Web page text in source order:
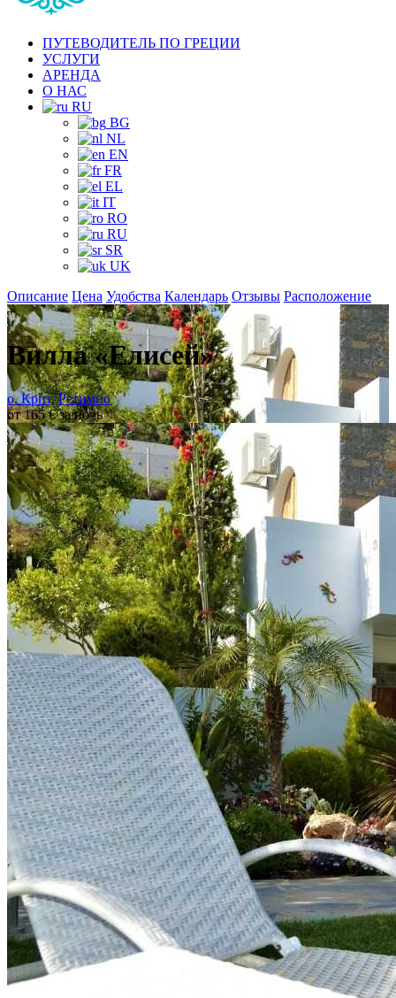
ПУТЕВОДИТЕЛЬ ПО ГРЕЦИИ
УСЛУГИ
АРЕНДА
О НАС
RU
BG
NL
EN
FR
EL
IT
RO
RU
SR
UK
Описание Цена Удобства Календарь Отзывы Расположение
+
Вилла «Елисей»
о. Крит,Ретимно
от 165 € за ночь